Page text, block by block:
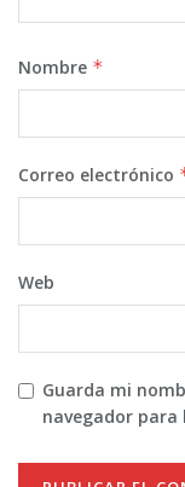
Nombre *
Correo electrónico
Web
Guarda mi
navegador para